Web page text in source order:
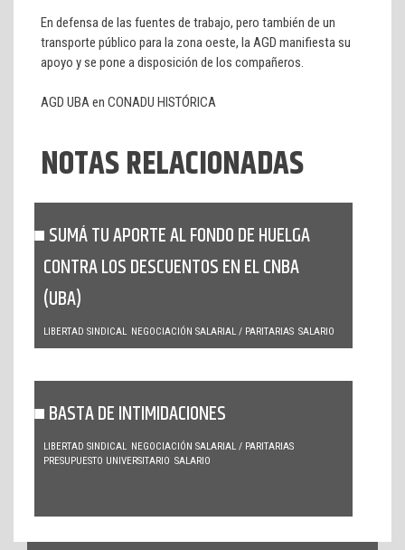
En defensa de las fuentes de trabajo, pero también de un
transporte público para la zona oeste, la AGD manifiesta su
apoyo y se pone a disposición de los compañeros.
AGD UBA en CONADU HISTÓRICA
NOTAS RELACIONADAS
SUMÁ TU APORTE AL FONDO DE HUELGA
CONTRA LOS DESCUENTOS EN EL CNBA
(UBA)
LIBERTAD SINDICAL NEGOCIACIÓN SALARIAL / PARITARIAS SALARIO
BASTA DE INTIMIDACIONES
LIBERTAD SINDICAL NEGOCIACIÓN SALARIAL / PARITARIAS
PRESUPUESTO UNIVERSITARIO SALARIO